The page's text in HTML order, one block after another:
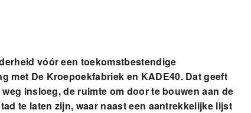
vóór een toekomstbestendige
met De Kroepoekfabriek en KADE40. Dat geeft
insloeg, de ruimte om door te bouwen aan de
te laten zijn, waar naast een aantrekkelijke lijst